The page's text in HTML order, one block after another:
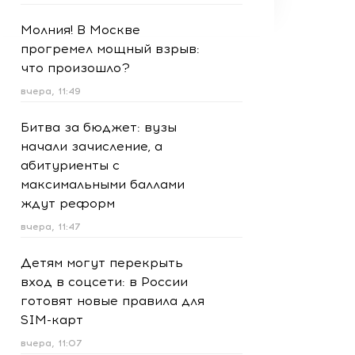
Молния! В Москве
прогремел мощный взрыв:
что произошло?
вчера, 11:49
Битва за бюджет: вузы
начали зачисление, а
абитуриенты с
максимальными баллами
ждут реформ
вчера, 11:47
Детям могут перекрыть
вход в соцсети: в России
готовят новые правила для
SIM-карт
вчера, 11:07